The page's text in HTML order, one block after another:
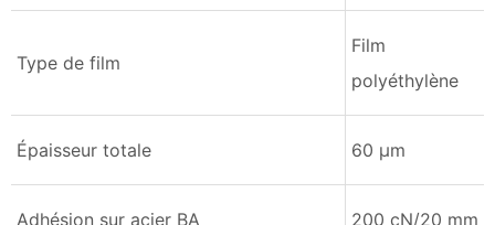
Type de film
Film
polyéthylène
Épaisseur totale 60 µm
Adhésion sur acier BA 200 cN/20 mm